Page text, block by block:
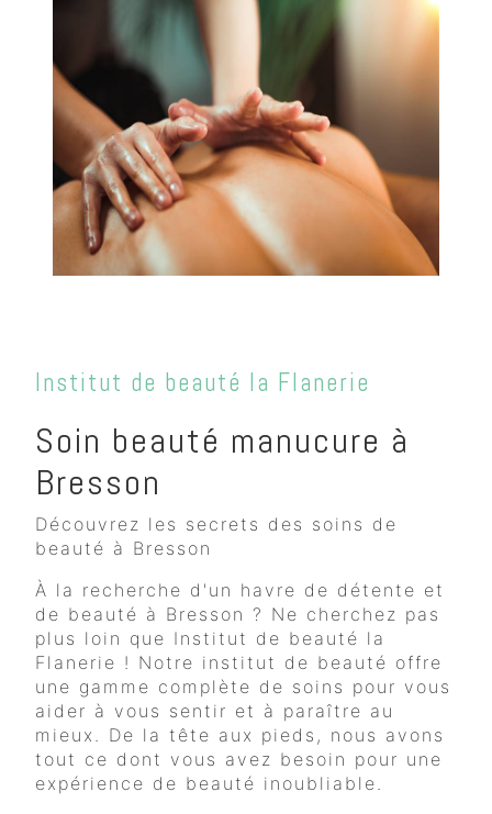
Institut de beauté la Flanerie
Soin beauté manucure à
Bresson
Découvrez les secrets des soins de
beauté à Bresson
À la recherche d'un havre de détente et
de beauté à Bresson ? Ne cherchez pas
plus loin que Institut de beauté la
Flanerie ! Notre institut de beauté offre
une gamme complète de soins pour vous
aider à vous sentir et à paraître au
mieux. De la tête aux pieds, nous avons
tout ce dont vous avez besoin pour une
expérience de beauté inoubliable.